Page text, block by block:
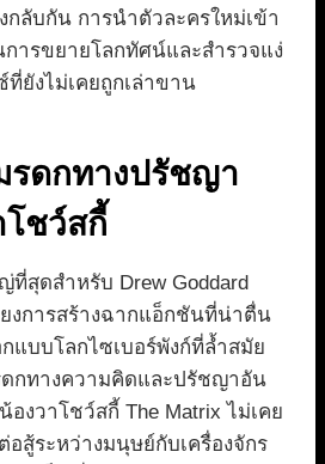
ลับกัน การนำตัวละครใหม่เข้า
การขยายโลกทัศน์และสำรวจแง่
ยังไม่เคยถูกเล่าขาน
รดกทางปรัชญา
ชว์สกี้
สุดสำหรับ Drew Goddard
งการสร้างฉากแอ็กชันที่น่าตื่น
แบบโลกไซเบอร์พังก์ที่ล้ำสมัย
กทางความคิดและปรัชญาอัน
งวาโชว์สกี้ The Matrix ไม่เคย
อสู้ระหว่างมนุษย์กับเครื่องจักร